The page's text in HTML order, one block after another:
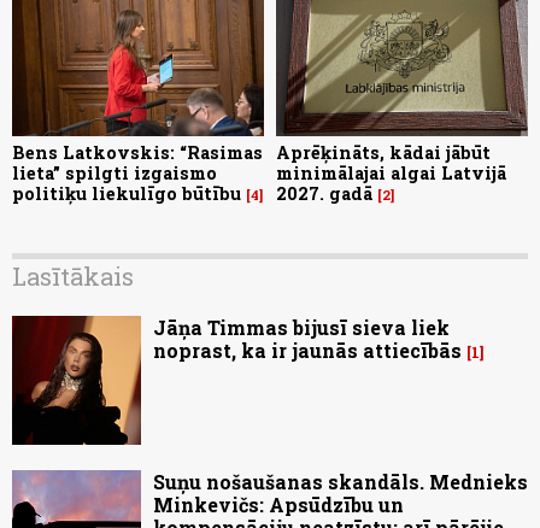
Bens Latkovskis: “Rasimas
lieta” spilgti izgaismo
politiķu liekulīgo būtību 4
Aprēķināts, kādai jābūt
minimālajai algai Latvijā
2027. gadā 2
Lasītākais
Jāņa Timmas bijusī sieva liek
noprast, ka ir jaunās attiecībās
1
Suņu nošaušanas skandāls. Mednieks
Minkevičs: Apsūdzību un